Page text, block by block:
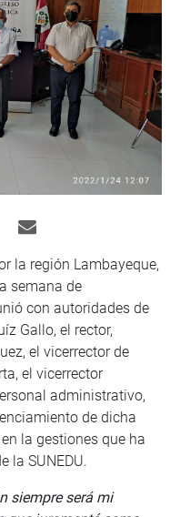
la región Lambayeque,
semana de
con autoridades de
Gallo, el rector,
el vicerrector de
el vicerrector
administrativo,
de dicha
la gestiones que ha
la SUNEDU.
siempre será mi